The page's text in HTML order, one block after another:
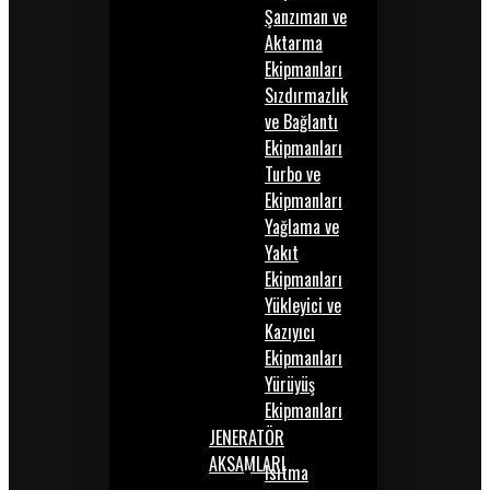
Şanzıman ve
Aktarma
Ekipmanları
Sızdırmazlık
ve Bağlantı
Ekipmanları
Turbo ve
Ekipmanları
Yağlama ve
Yakıt
Ekipmanları
Yükleyici ve
Kazıyıcı
Ekipmanları
Yürüyüş
Ekipmanları
JENERATÖR
AKSAMLARIIsıtma